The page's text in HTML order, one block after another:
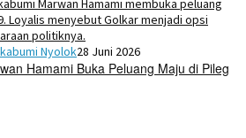
Nyolok28 Juni 2026
Hamami Buka Peluang Maju di Pileg